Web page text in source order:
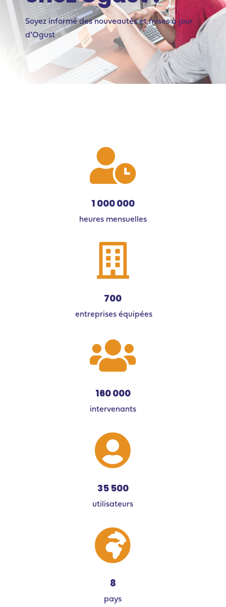
Soyez informé des nouveautés et mises à jour
d’Ogust

1 000 000
heures mensuelles

700
entreprises équipées

160 000
intervenants

35 500
utilisateurs

8
pays